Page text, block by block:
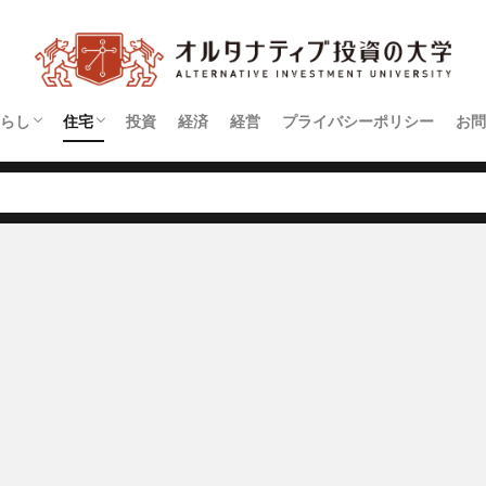
し
約
住宅
アパート
マンション
投資 経済 経営 プライバシーポリシー お